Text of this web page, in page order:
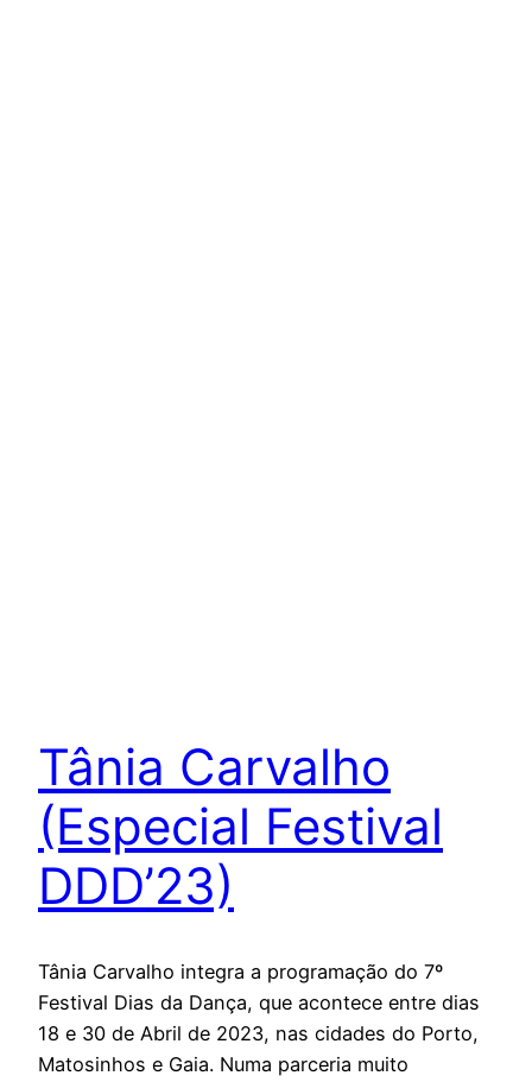
Tânia Carvalho
(Especial Festival
DDD’23)
Tânia Carvalho integra a programação do 7º
Festival Dias da Dança, que acontece entre dias
18 e 30 de Abril de 2023, nas cidades do Porto,
Matosinhos e Gaia. Numa parceria muito